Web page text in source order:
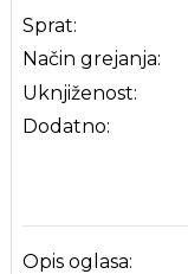
Sprat:
Način grejanja:
Uknjiženost:
Dodatno:
Opis oglasa: